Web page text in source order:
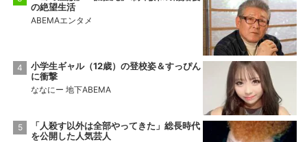
の絶望生活
ABEMAエンタメ
小学生ギャル（12歳）の登校姿＆すっぴん
に衝撃
ななにー 地下ABEMA
「人殺す以外は全部やってきた」総長時代
を公開した人気芸人